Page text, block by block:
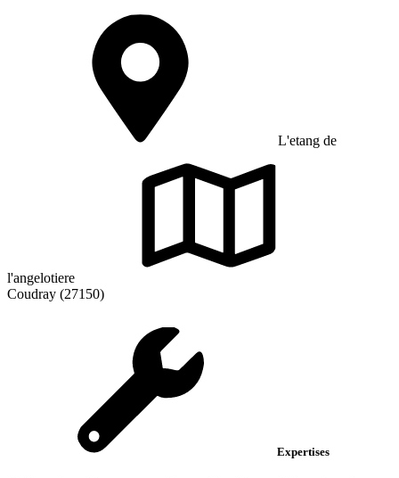
L'etang de
l'angelotiere
Coudray (27150)
Expertises